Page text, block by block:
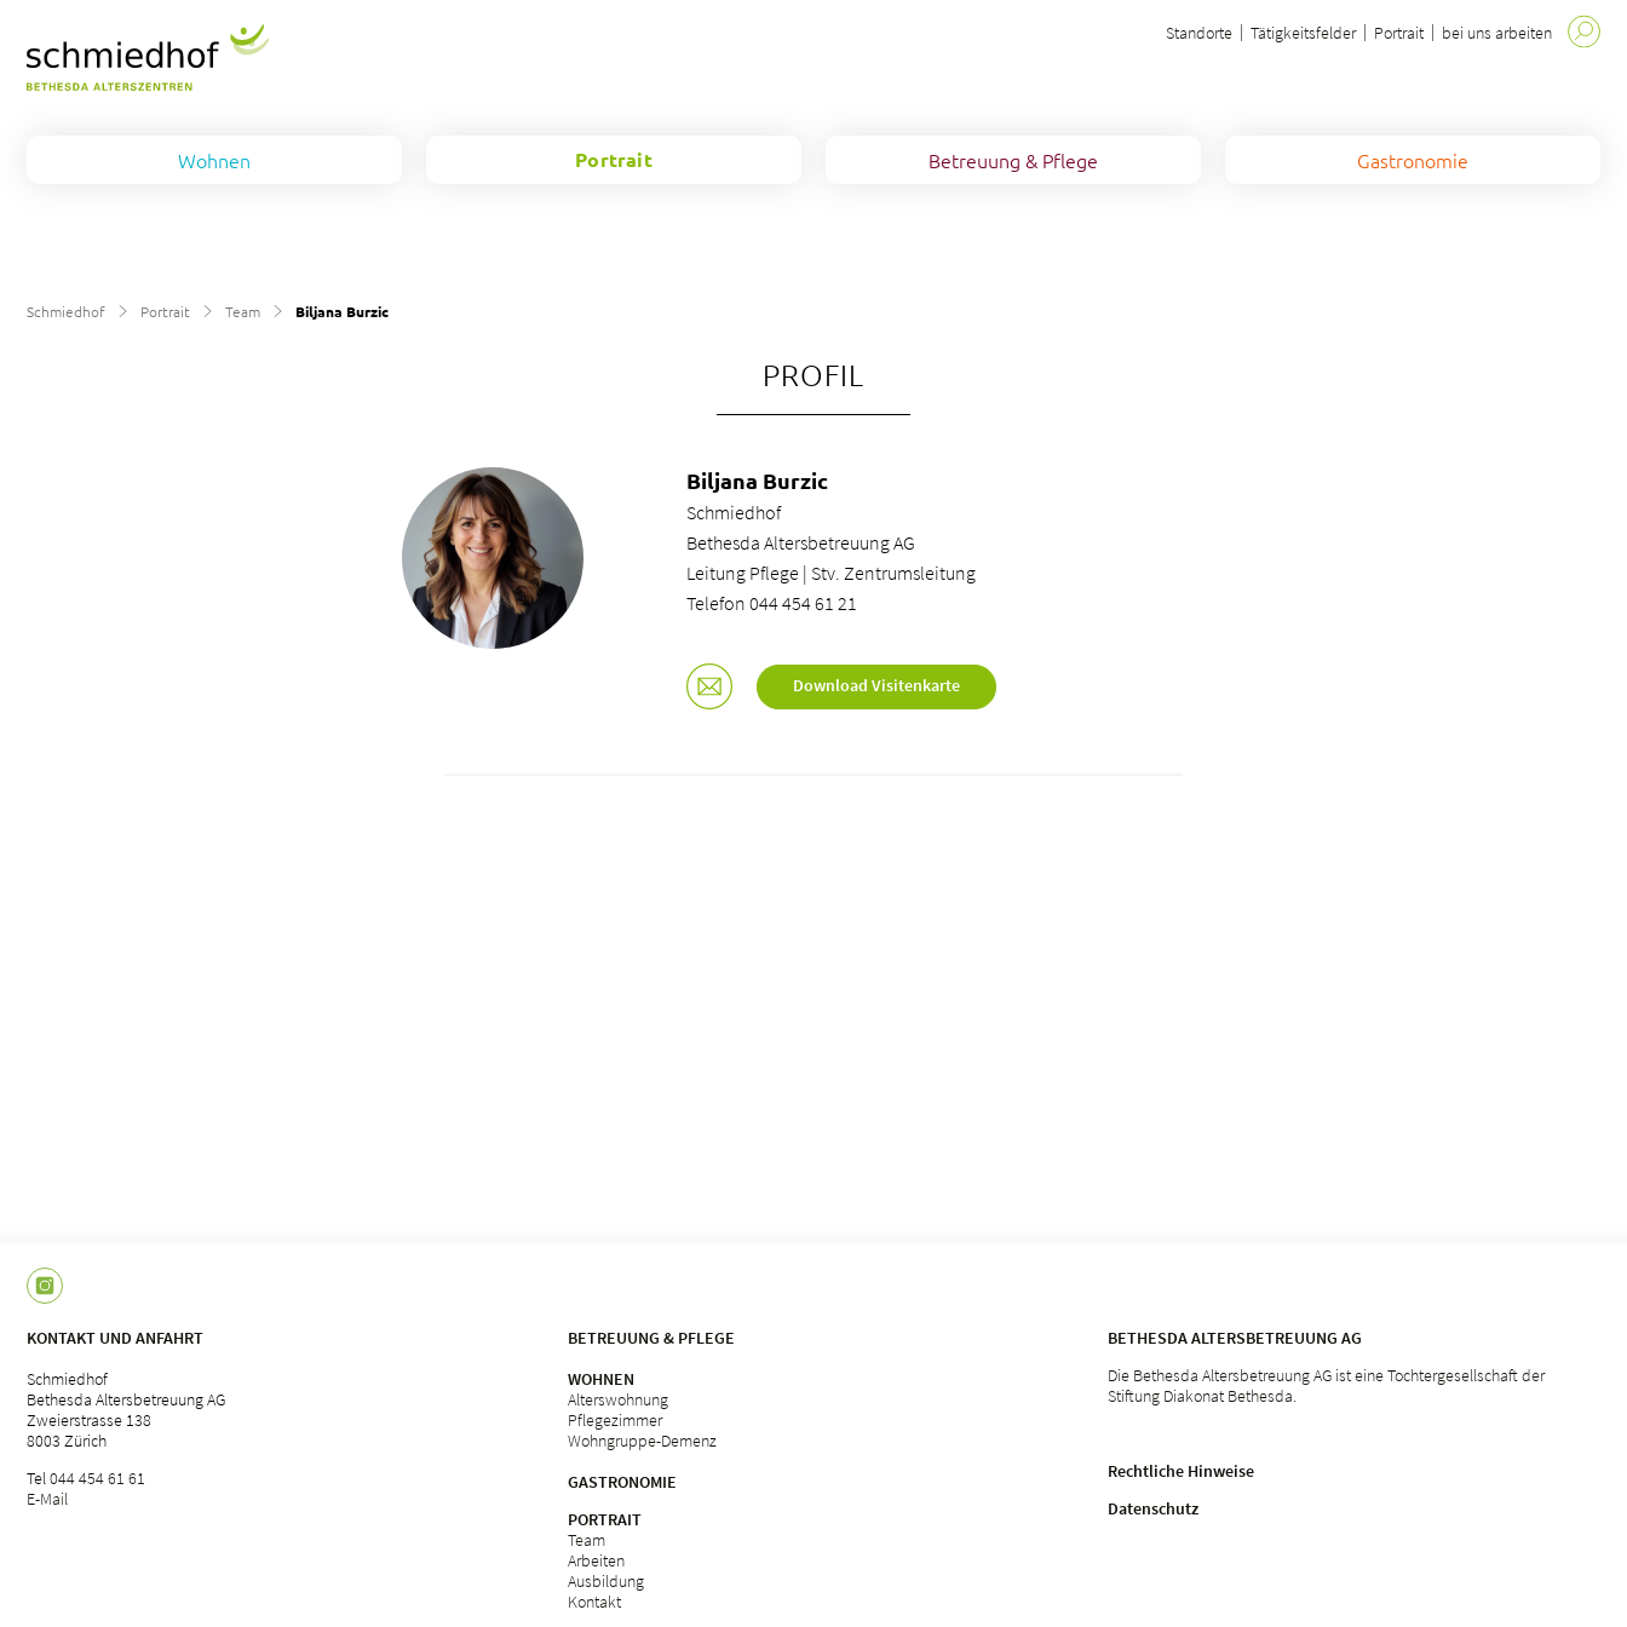
Standorte Tätigkeitsfelder Portrait bei uns arbeiten
Wohnen Portrait Betreuung & Pflege Gastronomie
Schmiedhof Portrait Team Biljana Burzic
PROFIL
Biljana Burzic
Schmiedhof
Bethesda Altersbetreuung AG
Leitung Pflege | Stv. Zentrumsleitung
Telefon 044 454 61 21
Download Visitenkarte
KONTAKT UND ANFAHRT
Schmiedhof
Bethesda Altersbetreuung AG
Zweierstrasse 138
8003 Zürich
Tel 044 454 61 61
E-Mail
BETREUUNG & PFLEGE
WOHNEN
Alterswohnung
Pflegezimmer
Wohngruppe-Demenz
GASTRONOMIE
PORTRAIT
Team
Arbeiten
Ausbildung
Kontakt
BETHESDA ALTERSBETREUUNG AG
Die Bethesda Altersbetreuung AG ist eine Tochtergesellschaft der
Stiftung Diakonat Bethesda.
Rechtliche Hinweise
Datenschutz